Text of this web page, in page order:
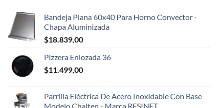
Bandeja Plana 60x40 Para Horno Convector -
Chapa Aluminizada
$18.839,00
Pizzera Enlozada 36
$11.499,00
Parrilla Eléctrica De Acero Inoxidable Con Base
Modelo Chalten - Marca RESINET